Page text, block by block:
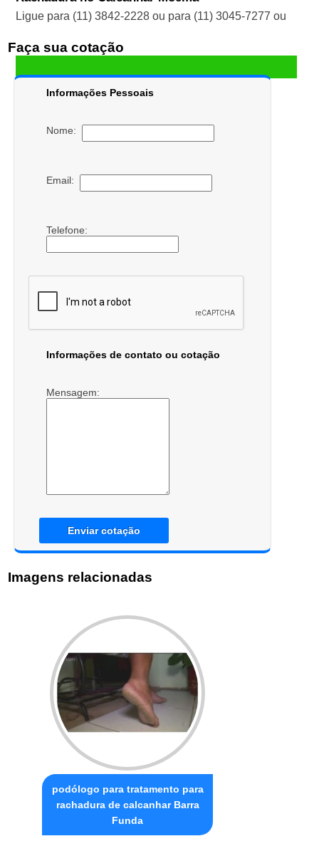
Ligue para (11) 3842-2228ou para (11) 3045-7277 ou
Faça sua cotação
Informações Pessoais
Nome:
Email:
Telefone:
Informações de contato ou cotação
Mensagem:
Enviar cotação
Imagens relacionadas
podólogo para tratamento para
rachadura de calcanhar Barra
Funda